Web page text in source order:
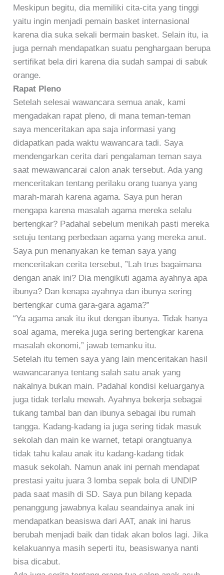
Meskipun begitu, dia memiliki cita-cita yang tinggi
yaitu ingin menjadi pemain basket internasional
karena dia suka sekali bermain basket. Selain itu, ia
juga pernah mendapatkan suatu penghargaan berupa
sertifikat bela diri karena dia sudah sampai di sabuk
orange.
Rapat Pleno
Setelah selesai wawancara semua anak, kami
mengadakan rapat pleno, di mana teman-teman
saya menceritakan apa saja informasi yang
didapatkan pada waktu wawancara tadi. Saya
mendengarkan cerita dari pengalaman teman saya
saat mewawancarai calon anak tersebut. Ada yang
menceritakan tentang perilaku orang tuanya yang
marah-marah karena agama. Saya pun heran
mengapa karena masalah agama mereka selalu
bertengkar? Padahal sebelum menikah pasti mereka
setuju tentang perbedaan agama yang mereka anut.
Saya pun menanyakan ke teman saya yang
menceritakan cerita tersebut, ”Lah trus bagaimana
dengan anak ini? Dia mengikuti agama ayahnya apa
ibunya? Dan kenapa ayahnya dan ibunya sering
bertengkar cuma gara-gara agama?”
“Ya agama anak itu ikut dengan ibunya. Tidak hanya
soal agama, mereka juga sering bertengkar karena
masalah ekonomi,” jawab temanku itu.
Setelah itu temen saya yang lain menceritakan hasil
wawancaranya tentang salah satu anak yang
nakalnya bukan main. Padahal kondisi keluarganya
juga tidak terlalu mewah. Ayahnya bekerja sebagai
tukang tambal ban dan ibunya sebagai ibu rumah
tangga. Kadang-kadang ia juga sering tidak masuk
sekolah dan main ke warnet, tetapi orangtuanya
tidak tahu kalau anak itu kadang-kadang tidak
masuk sekolah. Namun anak ini pernah mendapat
prestasi yaitu juara 3 lomba sepak bola di UNDIP
pada saat masih di SD. Saya pun bilang kepada
penanggung jawabnya kalau seandainya anak ini
mendapatkan beasiswa dari AAT, anak ini harus
berubah menjadi baik dan tidak akan bolos lagi. Jika
kelakuannya masih seperti itu, beasiswanya nanti
bisa dicabut.